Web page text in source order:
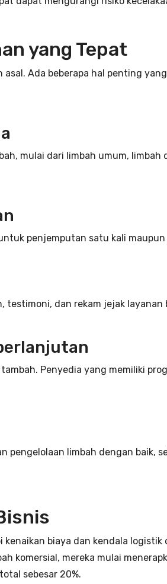
yang Tepat
Ada beberapa hal penting
mulai dari limbah umum,
penjemputan satu kali
dan rekam jejak
Penyedia yang memiliki
pengelolaan limbah dengan baik,
biaya dan kendala
komersial, mereka mulai
sebesar 20%.